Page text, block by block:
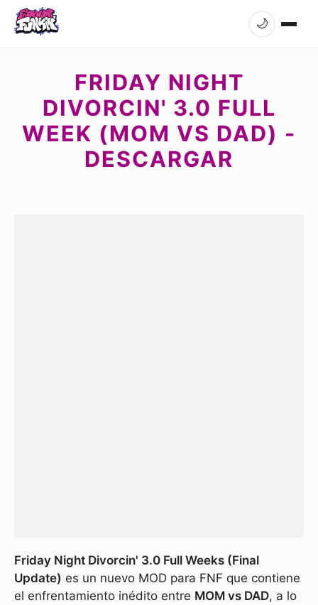
🌙
FRIDAY NIGHT
DIVORCIN' 3.0 FULL
WEEK (MOM VS DAD) -
DESCARGAR
Friday Night Divorcin' 3.0 Full Weeks (Final
Update) es un nuevo MOD para FNF que contiene
el enfrentamiento inédito entre MOM vs DAD, a lo